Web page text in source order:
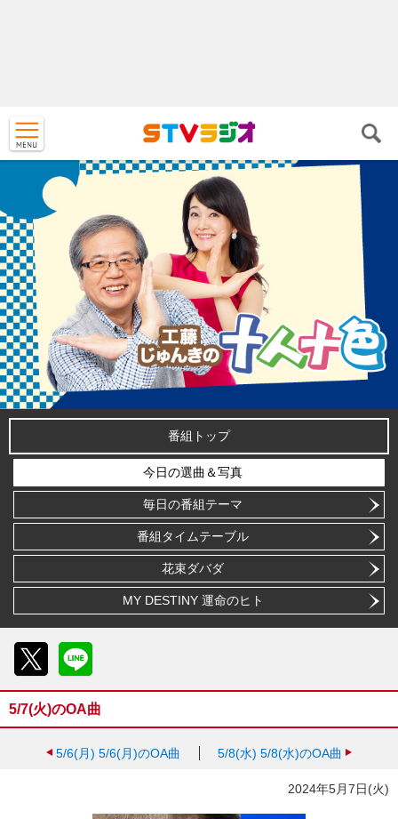
番組トップ
今日の選曲＆写真
毎日の番組テーマ
番組タイムテーブル
花束ダバダ
MY DESTINY 運命のヒト
5/7(火)のOA曲
5/6(月) 5/6(月)のOA曲 5/8(水) 5/8(水)のOA曲
2024年5月7日(火)